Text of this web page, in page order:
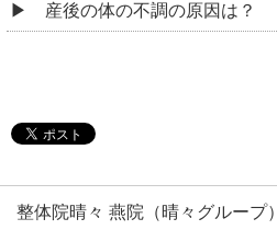
産後の体の不調の原因は？
整体院晴々 燕院（晴々グループ）